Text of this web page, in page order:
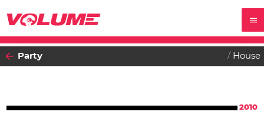
Party House
2010